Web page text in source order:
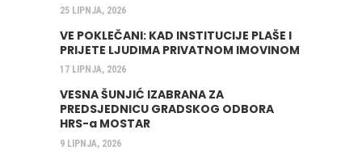
25 LIPNJA, 2026
VE POKLEČANI: KAD INSTITUCIJE PLAŠE I
PRIJETE LJUDIMA PRIVATNOM IMOVINOM
17 LIPNJA, 2026
VESNA ŠUNJIĆ IZABRANA ZA
PREDSJEDNICU GRADSKOG ODBORA
HRS-a MOSTAR
9 LIPNJA, 2026